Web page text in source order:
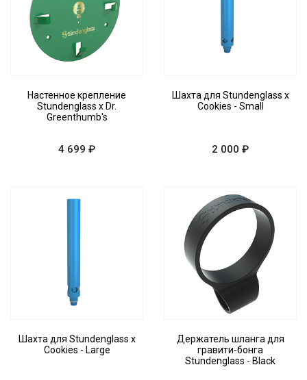
Настенное крепление
Stundenglass x Dr.
Greenthumb's
4 699 ₽
Шахта для Stundenglass x
Cookies - Small
2 000 ₽
Шахта для Stundenglass x
Cookies - Large
Держатель шланга для
гравити-бонга
Stundenglass - Black